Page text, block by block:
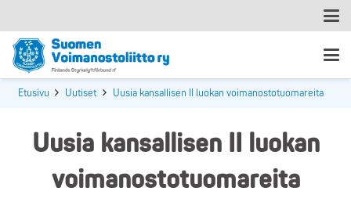
Etusivu Uutiset Uusia kansallisen II luokan voimanostotuomareita
Uusia kansallisen II luokan
voimanostotuomareita